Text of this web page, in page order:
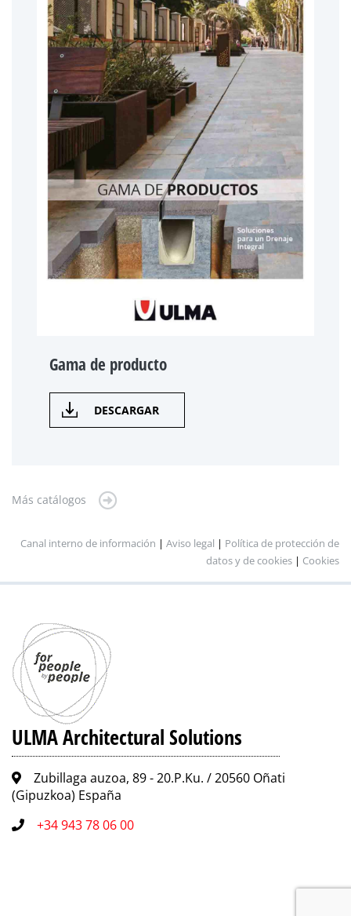
Gama de producto
DESCARGAR
Más catálogos
Canal interno de información | Aviso legal | Política de protección de
datos y de cookies | Cookies
ULMA Architectural Solutions
Zubillaga auzoa, 89 - 20.P.Ku. / 20560 Oñati
(Gipuzkoa) España
+34 943 78 06 00